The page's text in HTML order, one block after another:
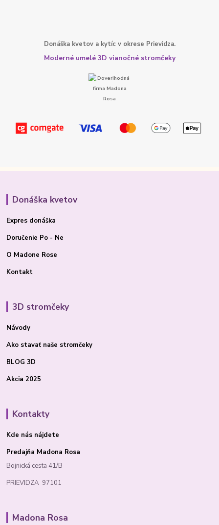
Donáška kvetov a kytíc v okrese Prievidza.
Moderné umelé 3D vianočné stromčeky
Donáška kvetov
Expres donáška
Doručenie Po - Ne
O Madone Rose
Kontakt
3D stromčeky
Návody
Ako stavať naše stromčeky
BLOG 3D
Akcia 2025
Kontakty
Kde nás nájdete
Predajňa Madona Rosa
Bojnická cesta 41/B
PRIEVIDZA 97101
Madona Rosa